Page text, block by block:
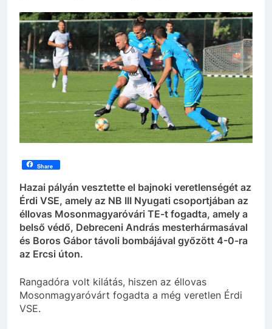
Share
Hazai pályán vesztette el bajnoki veretlenségét az
Érdi VSE, amely az NB III Nyugati csoportjában az
éllovas Mosonmagyaróvári TE-t fogadta, amely a
belső védő, Debreceni András mesterhármasával
és Boros Gábor távoli bombájával győzött 4-0-ra
az Ercsi úton.
Rangadóra volt kilátás, hiszen az éllovas
Mosonmagyaróvárt fogadta a még veretlen Érdi
VSE.